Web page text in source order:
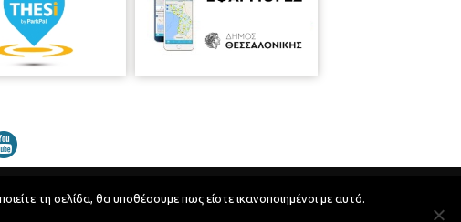
Developed byMyCompany Projects
τη σελίδα, θα υποθέσουμε πως είστε ικανοποιημένοι με αυτό.